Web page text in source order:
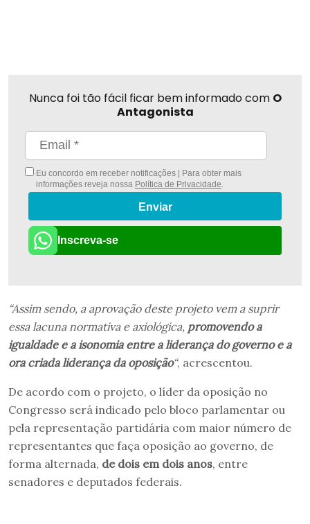
Nunca foi tão fácil ficar bem informado com O
Antagonista
Eu concordo em receber notificações | Para obter mais
informações reveja nossa Política de Privacidade
Enviar
Inscreva-se
“Assim sendo, a aprovação deste projeto vem a suprir
essa lacuna normativa e axiológica, promovendo a
igualdade e a isonomia entre a liderança do governo e a
ora criada liderança da oposição“, acrescentou.
De acordo com o projeto, o líder da oposição no
Congresso será indicado pelo bloco parlamentar ou
pela representação partidária com maior número de
representantes que faça oposição ao governo, de
forma alternada, de dois em dois anos, entre
senadores e deputados federais.